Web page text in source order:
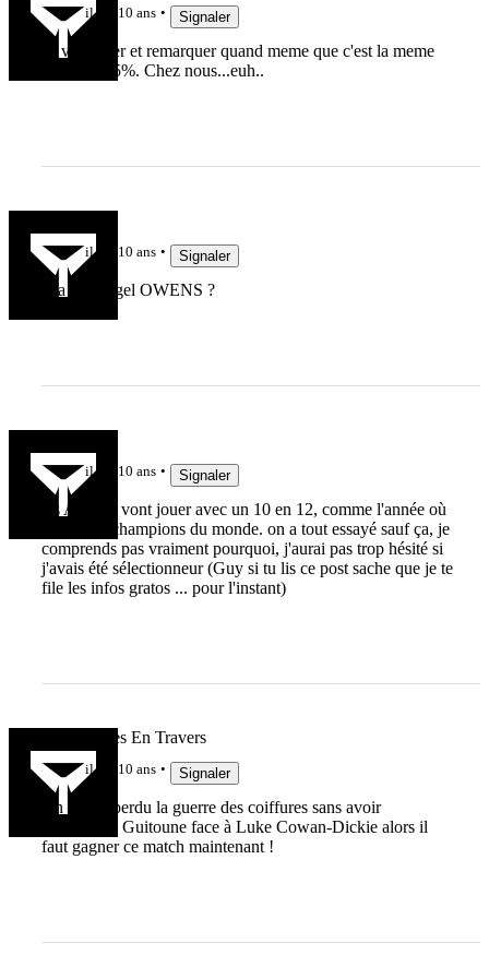
il y a 10 ans Signaler
ca va piquer et remarquer quand meme que c'est la meme
equipe a 95%. Chez nous...euh..
il y a 10 ans Signaler
Y a pas Nigel OWENS ?
il y a 10 ans Signaler
les Anglais vont jouer avec un 10 en 12, comme l'année où
ils ont été champions du monde. on a tout essayé sauf ça, je
comprends pas vraiment pourquoi, j'aurai pas trop hésité si
j'avais été sélectionneur (Guy si tu lis ce post sache que je te
file les infos gratos ... pour l'instant)
Les Courses En Travers
il y a 10 ans Signaler
On a déjà perdu la guerre des coiffures sans avoir
sélectionné Guitoune face à Luke Cowan-Dickie alors il
faut gagner ce match maintenant !